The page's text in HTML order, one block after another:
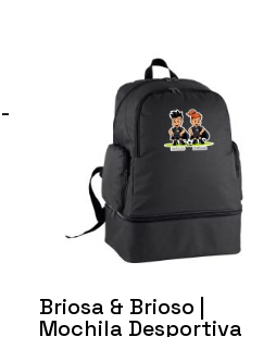
Briosa & Brioso |
Mochila Desportiva